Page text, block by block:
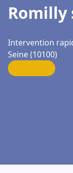
Romilly
Intervention
Seine (10100)